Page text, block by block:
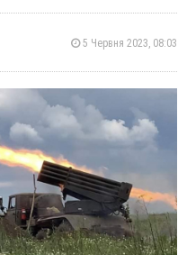
5 Червня 2023, 08:03